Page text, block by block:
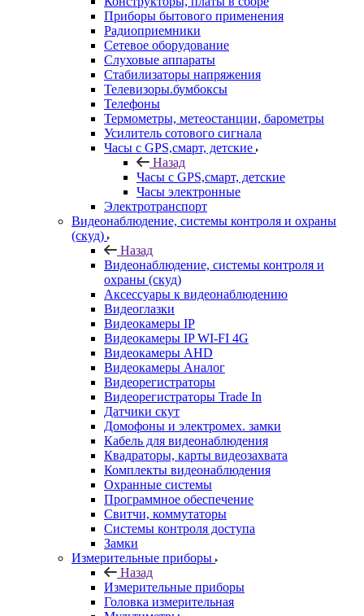
Приборы бытового применения
Радиоприемники
Сетевое оборудование
Слуховые аппараты
Стабилизаторы напряжения
Телевизоры.бумбоксы
Телефоны
Термометры, метеостанции, барометры
Усилитель сотового сигнала
Часы с GPS,смарт, детские
Назад
Часы с GPS,смарт, детские
Часы электронные
Электротранспорт
Видеонаблюдение, системы контроля и охраны
(скуд)
Назад
Видеонаблюдение, системы контроля и
охраны (скуд)
Аксессуары к видеонаблюдению
Видеоглазки
Видеокамеры IP
Видеокамеры IP WI-FI 4G
Видеокамеры AHD
Видеокамеры Аналог
Видеорегистраторы
Видеорегистраторы Trade In
Датчики скут
Домофоны и электромех. замки
Кабель для видеонаблюдения
Квадраторы, карты видеозахвата
Комплекты видеонаблюдения
Охранные системы
Программное обеспечение
Свитчи, коммутаторы
Системы контроля доступа
Замки
Измерительные приборы
Назад
Измерительные приборы
Головка измерительная